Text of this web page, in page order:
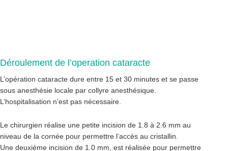
Déroulement de l’operation cataracte
L’opération cataracte dure entre 15 et 30 minutes et se passe
sous anesthésie locale par collyre anesthésique.
L’hospitalisation n’est pas nécessaire.
Le chirurgien réalise une petite incision de 1.8 à 2.6 mm au
niveau de la cornée pour permettre l’accès au cristallin.
Une deuxième incision de 1.0 mm, est réalisée pour permettre